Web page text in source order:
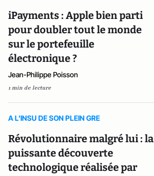
iPayments : Apple bien parti
pour doubler tout le monde
sur le portefeuille
électronique ?
Jean-Philippe Poisson
1 min de lecture
A L'INSU DE SON PLEIN GRE
Révolutionnaire malgré lui : la
puissante découverte
technologique réalisée par